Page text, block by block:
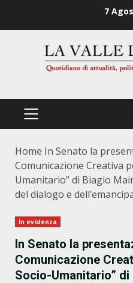
7
PRIMÄRES
Home In Senato la
Comunicazione Creativa
Umanitario” di Biagio
del dialogo e
In evidenza
In Senato la
Comunicazione
Socio-Umanitario”